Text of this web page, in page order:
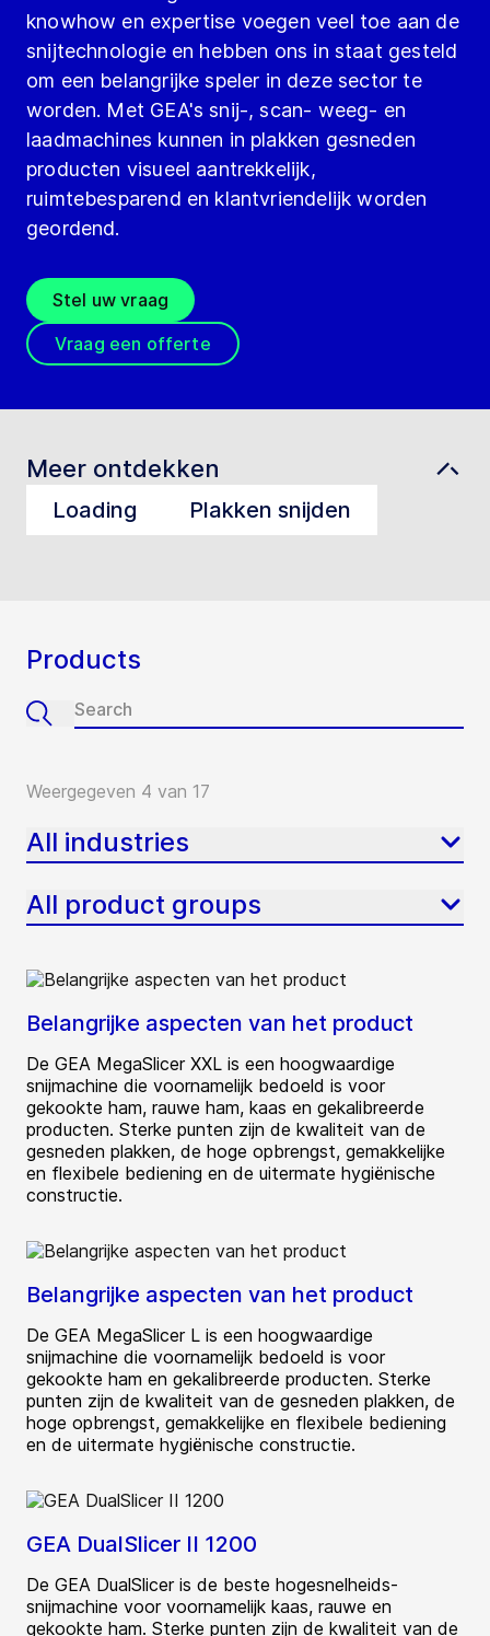
knowhow en expertise voegen veel toe aan de
snijtechnologie en hebben ons in staat gesteld
om een belangrijke speler in deze sector te
worden. Met GEA's snij-, scan- weeg- en
laadmachines kunnen in plakken gesneden
producten visueel aantrekkelijk,
ruimtebesparend en klantvriendelijk worden
geordend.
Stel uw vraag
Vraag een offerte
Meer ontdekken
Loading Plakken snijden
Products
Weergegeven 4 van 17
All industries
All product groups
Belangrijke aspecten van het product
De GEA MegaSlicer XXL is een hoogwaardige
snijmachine die voornamelijk bedoeld is voor
gekookte ham, rauwe ham, kaas en gekalibreerde
producten. Sterke punten zijn de kwaliteit van de
gesneden plakken, de hoge opbrengst, gemakkelijke
en flexibele bediening en de uitermate hygiënische
constructie.
Belangrijke aspecten van het product
De GEA MegaSlicer L is een hoogwaardige
snijmachine die voornamelijk bedoeld is voor
gekookte ham en gekalibreerde producten. Sterke
punten zijn de kwaliteit van de gesneden plakken, de
hoge opbrengst, gemakkelijke en flexibele bediening
en de uitermate hygiënische constructie.
GEA DualSlicer II 1200
De GEA DualSlicer is de beste hogesnelheids-
snijmachine voor voornamelijk kaas, rauwe en
gekookte ham. Sterke punten zijn de kwaliteit van de